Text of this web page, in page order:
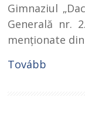
Gimnaziul
Generală nr.
menţionate
Tovább